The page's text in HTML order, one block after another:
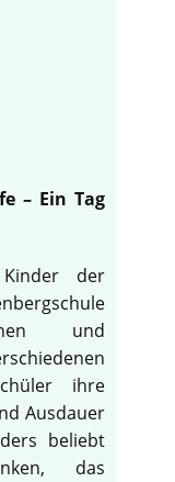
– Ein Tag
der
und
ihre
Ausdauer
beliebt
das